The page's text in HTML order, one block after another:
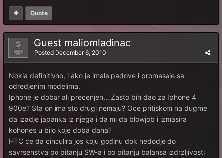
Quote
Guest maliomladinac
Posted December 6, 2010
Nokia definitivno, i ako je imala padove i promasaje sa
odredjenim modelima.
Iphone je dobar ali precenjen... Zasto bih dao za Iphone 4
900e? Sta on ima sto drugi nemaju? Oce pritiskom na dugme
da izadje japanka iz njega i da mi da blowjob i izmasira
kohones u bilo koje doba dana?
HTC ce da cinculira jos koju godinu dok nedodje do
savrsenstva po pitanju SW-a i po pitanju balansa izdrzljivosti